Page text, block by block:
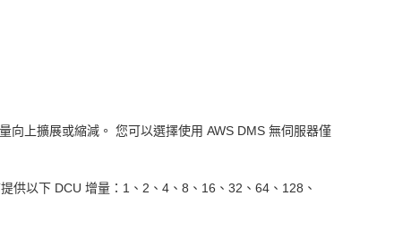
向上擴展或縮減。 您可以選擇使用 AWS DMS 無伺服器僅
供以下 DCU 增量：1、2、4、8、16、32、64、128、